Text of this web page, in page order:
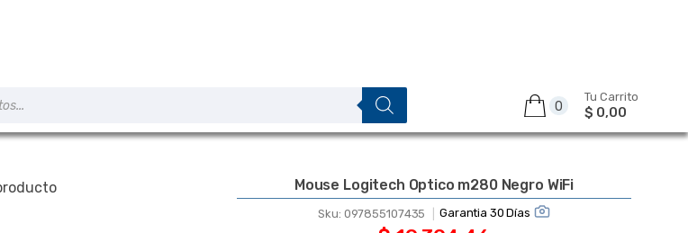
0
Tu Carrito
$ 0,00
Mouse Logitech Optico m280 Negro WiFi
Sku: 097855107435 Garantia 30 Días